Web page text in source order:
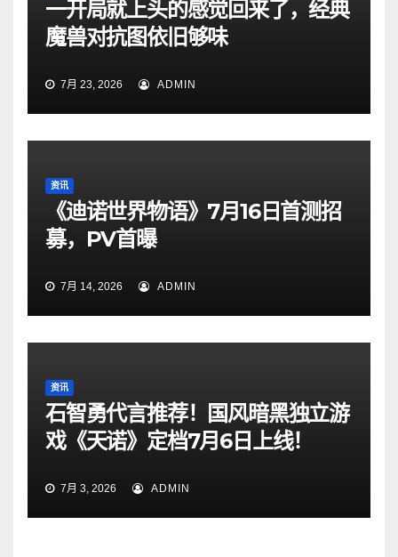
一开局就上头的感觉回来了，经典
魔兽对抗图依旧够味
7月 23, 2026 ADMIN
资讯
《迪诺世界物语》7月16日首测招
募，PV首曝
7月 14, 2026 ADMIN
资讯
石智勇代言推荐！国风暗黑独立游
戏《天诺》定档7月6日上线！
7月 3, 2026 ADMIN